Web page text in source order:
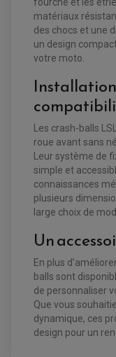
FREINAGE
ACCESSOIRE +
DISQUE DE FREIN
PLAQUETTE DE
KIT DURITE
KIT
KIT
MAÎTRE
HUILE ET
HUILE MOTEUR
PRODUIT
PARTIE
ARAIGNÉE /
CÂBLE
KIT
KIT STREET BIKE
LEVIER DE FREIN
LEVIER
OPTIQUE TYPE
PÉDALE DE FREIN
REPOSE PIED
RETROVISEUR
PRODUIT
FILTRE A AIR
BOUGIE
PRODUIT
FILTRE A AIR
HUILE ET
HUILE SCOOTER
PARTIE
LEVIER DE FREIN
RÉTROVISEUR
PIÈCE
GALET DE
HUILE ET
HUILE POUR
PRODUIT
JANTES /
CHAÎNE A
CHAÎNES A
CHAMBRE A AIR
CLOUS /
JANTES QUAD
ENDURO
ACCESSOIRES
DISQUE DE
DISQUE DE
KIT
KIT
KIT RÉPARATION
ROULEMENT
ROULEMENT DE
ROULEMENT
ROULEMENT
ROULEMENT
ROULEMENT
matériaux
des chocs et une
un design
votre moto.
Les crash-balls
roue avant sans
Leur système de
simple et
connaissances
plusieurs
large choix de
Un
En plus
balls sont
de personnaliser
Que vous
dynamique, ces
design pour un